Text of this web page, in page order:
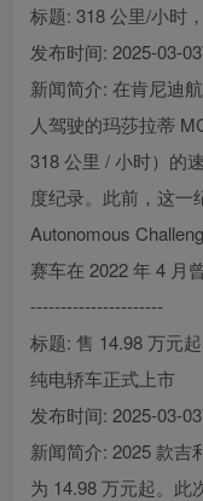
标题: 318 公里/小时
发布时间: 2025-03-
新闻简介: 在肯尼迪
人驾驶的玛莎拉蒂
318 公里 / 小时）的
度纪录。此前，这一
Autonomous
赛车在 2022 年 4 月
----------------------
标题: 售 14.98 万元
纯电轿车正式上市
发布时间: 2025-03-
新闻简介: 2025 款吉
为 14.98 万元起。此